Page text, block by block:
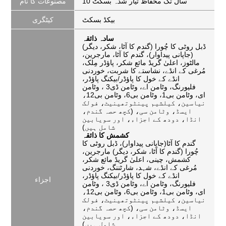
کیٹگری بیکڈ بسکٹ
اجزاء
سادہ ذائقہ
ڈبل روٹی کا چُورا (گندم کا آٹا، شکر، دیگر)
(جاپانی پیداوار)، گندم کا آٹا، مارجرین،
مالٹوز، اعلیٰ گریڈ مائع شکر، پاؤڈر مِلک،
مُرغی کے انڈے، نشاستے کا شربت، خوردنی
انڈے کے خول کا پاؤڈر/بیکنگ پاؤڈر،
فلیورنگ، وٹامن اے، وٹامن ڈی3 ، وٹامن
ای، وٹامن بی1، وٹامن بی6، وٹامن بی12،
نیاسین، کیلشیم پینٹوتھینیٹ، فولک
ایسڈ، وٹامن سی، (کچھ حصہ گندم،
انڈا، دودھ کے اجزاء، اور سویابین
شامل ہیں)
کشمش کا ذائقہ
گندم کا آٹا(جاپانی پیداوار)، ڈبل روٹی کا
چُورا (گندم کا آٹا، شکر، دیگر) مارجرین،
کشمش، چینی، اعلیٰ گریڈ مائع شکر،
مُرغی کے انڈے، شہد، شارٹننگ، خوردنی
انڈے کے خول کا پاؤڈر/بیکنگ پاؤڈر،
فلیورنگ، وٹامن اے، وٹامن ڈی3 ، وٹامن
ای، وٹامن بی1، وٹامن بی6، وٹامن بی12،
نیاسین، کیلشیم پینٹوتھینیٹ، فولک
ایسڈ، وٹامن سی، (کچھ حصہ گندم،
انڈا، دودھ کے اجزاء، اور سویابین
شامل ہیں)